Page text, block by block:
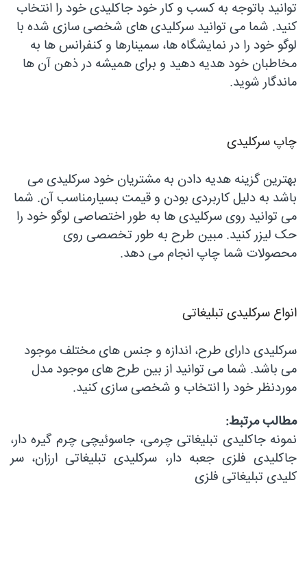
توانید باتوجه به کسب و کار خود جاکلیدی خود را انتخاب
کنید. شما می توانید سرکلیدی های شخصی سازی شده با
لوگو خود را در نمایشگاه ها، سمینارها و کنفرانس ها به
مخاطبان خود هدیه دهید و برای همیشه در ذهن آن ها
ماندگار شوید.
چاپ سرکلیدی
بهترین گزینه هدیه دادن به مشتریان خود سرکلیدی می
باشد به دلیل کاربردی بودن و قیمت بسیارمناسب آن. شما
می توانید روی سرکلیدی ها به طور اختصاصی لوگو خود را
حک لیزر کنید. مبین طرح به طور تخصصی روی
محصولات شما چاپ انجام می دهد.
انواع سرکلیدی تبلیغاتی
سرکلیدی دارای طرح، اندازه و جنس های مختلف موجود
می باشد. شما می توانید از بین طرح های موجود مدل
موردنظر خود را انتخاب و شخصی سازی کنید.
مطالب مرتبط:
نمونه جاکلیدی تبلیغاتی چرمی، جاسوئیچی چرم گیره دار،
جاکلیدی فلزی جعبه دار، سرکلیدی تبلیغاتی ارزان، سر
کلیدی تبلیغاتی فلزی